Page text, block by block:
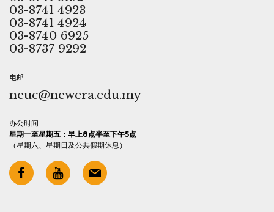
03-8741 4923
03-8741 4924
03-8740 6925
03-8737 9292
电邮
neuc@newera.edu.my
办公时间
星期一至星期五：早上8点半至下午5点
（星期六、星期日及公共假期休息）